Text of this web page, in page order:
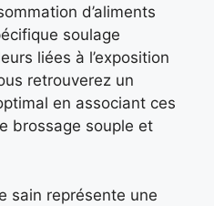
d’aliments
soulage
liées à l’exposition
retrouverez un
en associant ces
brossage souple et
sain représente une